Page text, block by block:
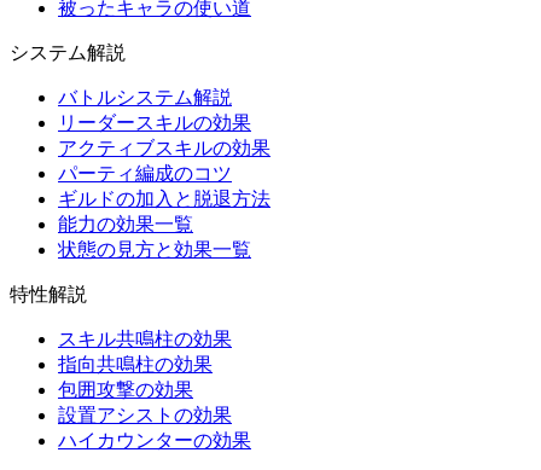
被ったキャラの使い道
システム解説
バトルシステム解説
リーダースキルの効果
アクティブスキルの効果
パーティ編成のコツ
ギルドの加入と脱退方法
能力の効果一覧
状態の見方と効果一覧
特性解説
スキル共鳴柱の効果
指向共鳴柱の効果
包囲攻撃の効果
設置アシストの効果
ハイカウンターの効果